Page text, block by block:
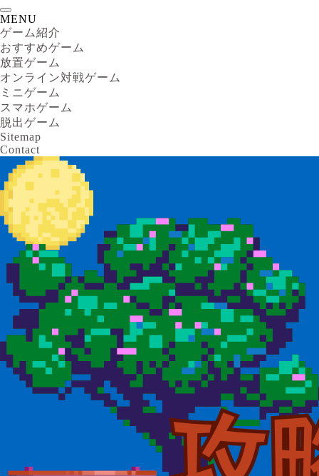
MENU
ゲーム紹介
おすすめゲーム
放置ゲーム
オンライン対戦ゲーム
ミニゲーム
スマホゲーム
脱出ゲーム
Sitemap
Contact